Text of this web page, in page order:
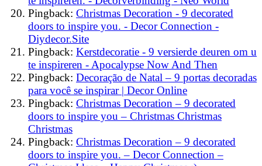
Pingback: Christmas Decoration - 9 decorated
doors to inspire you. - Decor Connection -
Diydecor.Site
Pingback: Kerstdecoratie - 9 versierde deuren om u
te inspireren - Apocalypse Now And Then
Pingback: Decoração de Natal – 9 portas decoradas
para você se inspirar | Decor Online
Pingback: Christmas Decoration – 9 decorated
doors to inspire you – Christmas Christmas
Christmas
Pingback: Christmas Decoration – 9 decorated
doors to inspire you. – Decor Connection –